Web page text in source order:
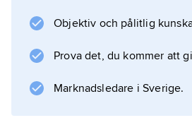
Objektiv och pålitlig
Prova det, du kommer att
Marknadsledare i Sverige.